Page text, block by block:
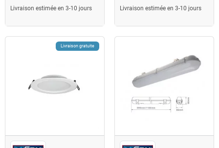
Livraison estimée en 3-10 jours Livraison estimée en 3-10 jours
Livraison gratuite